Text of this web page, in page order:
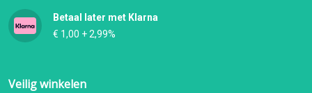
Betaal later met Klarna
€ 1,00 + 2,99%
Veilig winkelen